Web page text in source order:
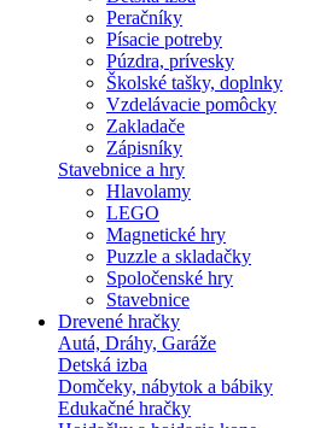
Peračníky
Písacie potreby
Púzdra, prívesky
Školské tašky, doplnky
Vzdelávacie pomôcky
Zakladače
Zápisníky
Stavebnice a hry
Hlavolamy
LEGO
Magnetické hry
Puzzle a skladačky
Spoločenské hry
Stavebnice
Drevené hračky
Autá, Dráhy, Garáže
Detská izba
Domčeky, nábytok a bábiky
Edukačné hračky